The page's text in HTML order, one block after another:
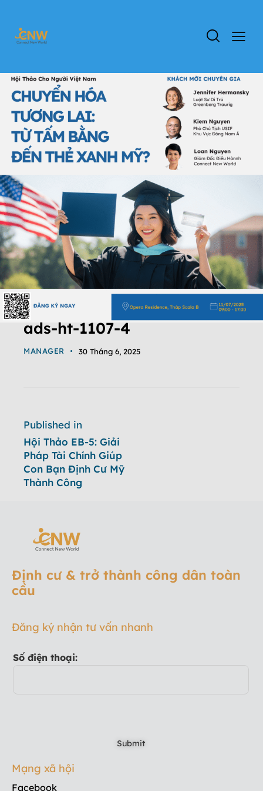
ads-ht-1107-4
MANAGER 30 Tháng 6, 2025
Published in
Hội Thảo EB-5: Giải
Pháp Tài Chính Giúp
Con Bạn Định Cư Mỹ
Thành Công
Định cư & trở thành công dân toàn
cầu
Đăng ký nhận tư vấn nhanh
Số điện thoại:
Mạng xã hội
Facebook